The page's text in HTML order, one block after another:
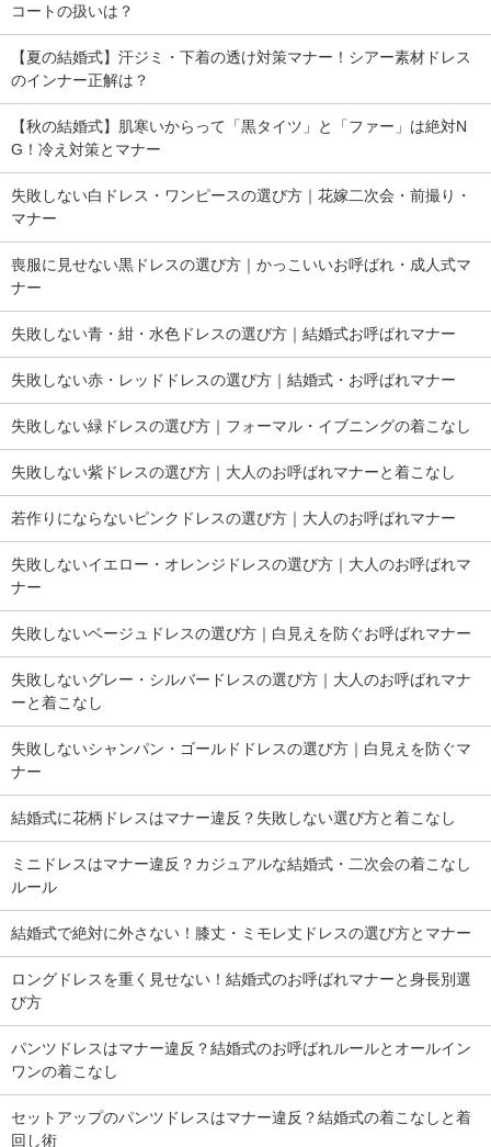
コートの扱いは？
【夏の結婚式】汗ジミ・下着の透け対策マナー！シアー素材ドレス
のインナー正解は？
【秋の結婚式】肌寒いからって「黒タイツ」と「ファー」は絶対N
G！冷え対策とマナー
失敗しない白ドレス・ワンピースの選び方｜花嫁二次会・前撮り・
マナー
喪服に見せない黒ドレスの選び方｜かっこいいお呼ばれ・成人式マ
ナー
失敗しない青・紺・水色ドレスの選び方｜結婚式お呼ばれマナー
失敗しない赤・レッドドレスの選び方｜結婚式・お呼ばれマナー
失敗しない緑ドレスの選び方｜フォーマル・イブニングの着こなし
失敗しない紫ドレスの選び方｜大人のお呼ばれマナーと着こなし
若作りにならないピンクドレスの選び方｜大人のお呼ばれマナー
失敗しないイエロー・オレンジドレスの選び方｜大人のお呼ばれマ
ナー
失敗しないベージュドレスの選び方｜白見えを防ぐお呼ばれマナー
失敗しないグレー・シルバードレスの選び方｜大人のお呼ばれマナ
ーと着こなし
失敗しないシャンパン・ゴールドドレスの選び方｜白見えを防ぐマ
ナー
結婚式に花柄ドレスはマナー違反？失敗しない選び方と着こなし
ミニドレスはマナー違反？カジュアルな結婚式・二次会の着こなし
ルール
結婚式で絶対に外さない！膝丈・ミモレ丈ドレスの選び方とマナー
ロングドレスを重く見せない！結婚式のお呼ばれマナーと身長別選
び方
パンツドレスはマナー違反？結婚式のお呼ばれルールとオールイン
ワンの着こなし
セットアップのパンツドレスはマナー違反？結婚式の着こなしと着
回し術